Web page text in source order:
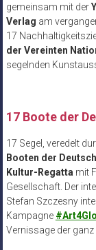
gemeinsam mit der
Verlag am
17
der Vereinten
segelnden
17 Boote der
17 Segel, veredelt
Booten der
Kultur-Regatta mit
Gesellschaft. Der
Stefan Szczesny
Kampagne
Vernissage der